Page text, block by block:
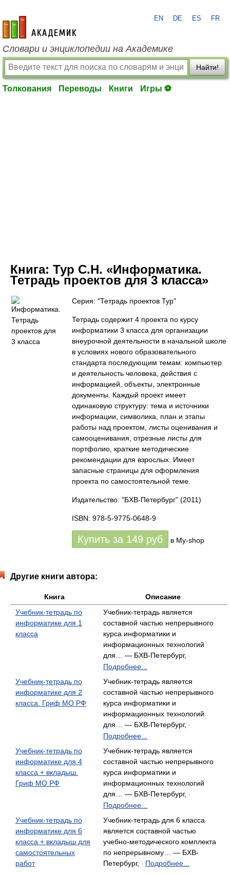
academic.ru
EN DE ES FR
Словари и энциклопедии на Академике
Найти!
Толкования Переводы Книги Игры ⚽
Книга: Тур С.Н. «Информатика.
Тетрадь проектов для 3 класса»
Серия: "Тетрадь проектов Тур"
Тетрадь содержит 4 проекта по курсу
информатики 3 класса для организации
внеурочной деятельности в начальной школе
в условиях нового образовательного
стандарта последующим темам: компьютер
и деятельность человека, действия с
информацией, объекты, электронные
документы. Каждый проект имеет
одинаковую структуру: тема и источники
информации, символика, план и этапы
работы над проектом, листы оценивания и
самооценивания, отрезные листы для
портфолио, краткие методические
рекомендации для взрослых. Имеет
запасные страницы для оформления
проекта по самостоятельной теме.
Издательство: "БХВ-Петербург" (2011)
ISBN: 978-5-9775-0648-9
Купить за 149 руб в My-shop
Другие книги автора:
Книга
Описание
Учебник-тетрадь по
информатике для 1
класса
Учебник-тетрадь является
составной частью непрерывного
курса информатики и
информационных технологий
для… — БХВ-Петербург, -
Подробнее...
Учебник-тетрадь по
информатике для 2
класса. Гриф МО РФ
Учебник-тетрадь является
составной частью непрерывного
курса информатики и
информационных технологий
для… — БХВ-Петербург, -
Подробнее...
Учебник-тетрадь по
информатике для 4
класса + вкладыш.
Гриф МО РФ
Учебник-тетрадь является
составной частью непрерывного
курса информатики и
информационных технологий
для… — БХВ-Петербург, -
Подробнее...
Учебник-тетрадь по
информатике для 6
класса + вкладыш для
самостоятельных
работ
Учебник-тетрадь для 6 класса
является составной частью
учебно-методического комплекта
по непрерывному… — БХВ-
Петербург, - Подробнее...